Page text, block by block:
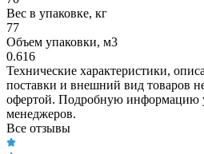
Вес в упаковке, кг
77
Объем упаковки, м3
0.616
Технические характеристики,
поставки и внешний вид товаров
офертой. Подробную информацию
менеджеров.
Все отзывы